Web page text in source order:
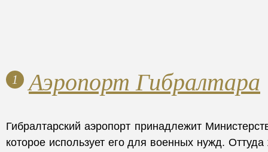
1 Аэропорт Гибралтара
Гибралтарский аэропорт принадлежит
которое использует его для военных нужд.